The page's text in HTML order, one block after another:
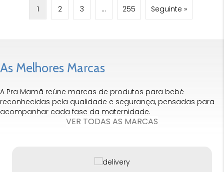
1 2 3 … 255 Seguinte »
As Melhores Marcas
A Pra Mamã reúne marcas de produtos para bebé
reconhecidas pela qualidade e segurança, pensadas para
acompanhar cada fase da maternidade.
VER TODAS AS MARCAS